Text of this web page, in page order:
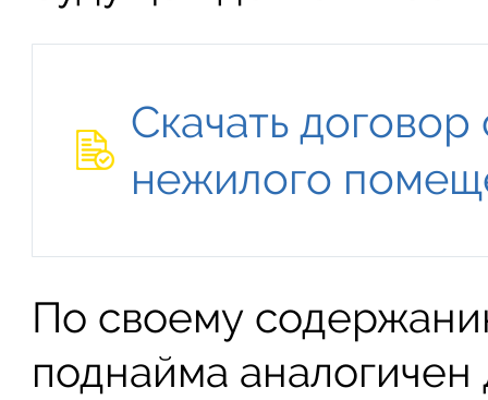
Скачать
нежилого
По своему
поднайма